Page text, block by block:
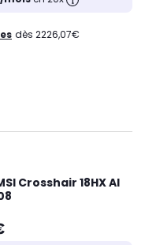
dès 2226,07€
Crosshair 18HX AI